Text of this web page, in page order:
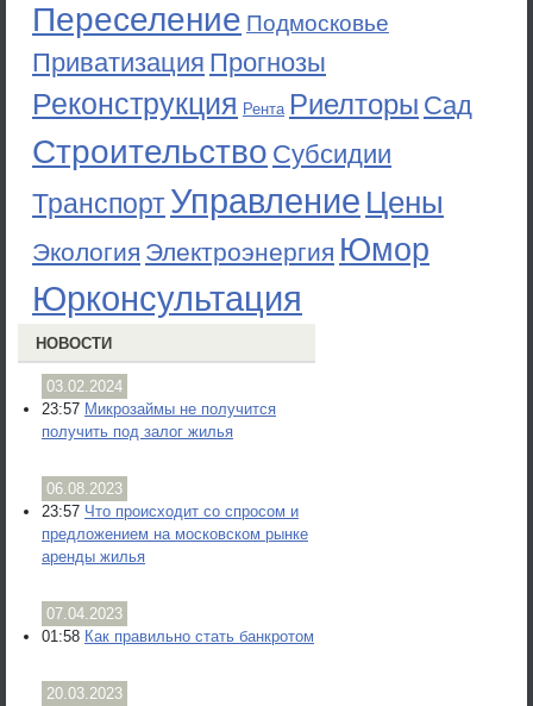
Переселение Подмосковье
Приватизация Прогнозы
Реконструкция Рента Риелторы Сад
Строительство Субсидии
ТранспортУправление Цены
Экология Электроэнергия Юмор
Юрконсультация
НОВОСТИ
03.02.2024
23:57 Микрозаймы не получится
получить под залог жилья
06.08.2023
23:57 Что происходит со спросом и
предложением на московском рынке
аренды жилья
07.04.2023
01:58 Как правильно стать банкротом
20.03.2023